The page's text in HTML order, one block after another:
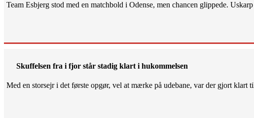
Team Esbjerg stod med en matchbold i Odense, men chancen glippede.
Skuffelsen fra i fjor står stadig klart i hukommelsen
Med en storsejr i det første opgør, vel at mærke på udebane, var der gjort klart